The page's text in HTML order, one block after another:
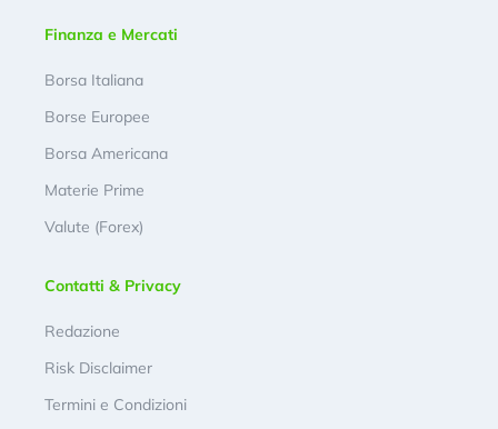
Finanza e Mercati
Borsa Italiana
Borse Europee
Borsa Americana
Materie Prime
Valute (Forex)
Contatti & Privacy
Redazione
Risk Disclaimer
Termini e Condizioni